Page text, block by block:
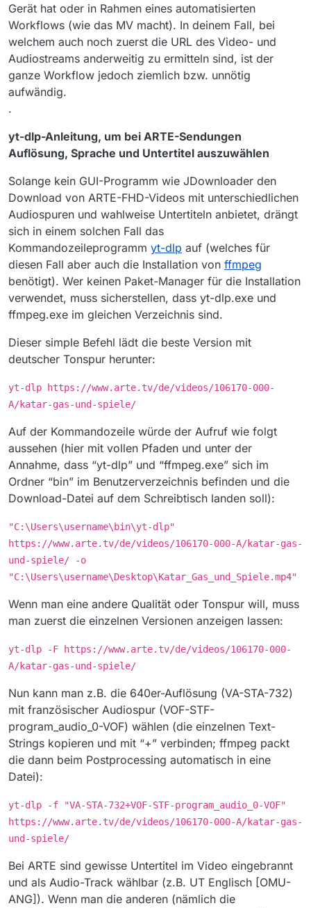
Gerät hat oder in Rahmen eines automatisierten
Workflows (wie das MV macht). In deinem Fall, bei
welchem auch noch zuerst die URL des Video- und
Audiostreams anderweitig zu ermitteln sind, ist der
ganze Workflow jedoch ziemlich bzw. unnötig
aufwändig.
.
yt-dlp-Anleitung, um bei ARTE-Sendungen
Auflösung, Sprache und Untertitel auszuwählen
Solange kein GUI-Programm wie JDownloader den
Download von ARTE-FHD-Videos mit unterschiedlichen
Audiospuren und wahlweise Untertiteln anbietet, drängt
sich in einem solchen Fall das
Kommandozeileprogramm yt-dlp auf (welches für
diesen Fall aber auch die Installation von ffmpeg
benötigt). Wer keinen Paket-Manager für die Installation
verwendet, muss sicherstellen, dass yt-dlp.exe und
ffmpeg.exe im gleichen Verzeichnis sind.
Dieser simple Befehl lädt die beste Version mit
deutscher Tonspur herunter:
yt-dlp https://www.arte.tv/de/videos/106170-000-
A/katar-gas-und-spiele/
Auf der Kommandozeile würde der Aufruf wie folgt
aussehen (hier mit vollen Pfaden und unter der
Annahme, dass “yt-dlp” und “ffmpeg.exe” sich im
Ordner “bin” im Benutzerverzeichnis befinden und die
Download-Datei auf dem Schreibtisch landen soll):
"C:\Users\username\bin\yt-dlp"
https://www.arte.tv/de/videos/106170-000-A/katar-gas-
und-spiele/ -o
"C:\Users\username\Desktop\Katar_Gas_und_Spiele.mp4"
Wenn man eine andere Qualität oder Tonspur will, muss
man zuerst die einzelnen Versionen anzeigen lassen:
yt-dlp -F https://www.arte.tv/de/videos/106170-000-
A/katar-gas-und-spiele/
Nun kann man z.B. die 640er-Auflösung (VA-STA-732)
mit französischer Audiospur (VOF-STF-
program_audio_0-VOF) wählen (die einzelnen Text-
Strings kopieren und mit “+” verbinden; ffmpeg packt
die dann beim Postprocessing automatisch in eine
Datei):
yt-dlp -f "VA-STA-732+VOF-STF-program_audio_0-VOF"
https://www.arte.tv/de/videos/106170-000-A/katar-gas-
und-spiele/
Bei ARTE sind gewisse Untertitel im Video eingebrannt
und als Audio-Track wählbar (z.B. UT Englisch [OMU-
ANG]). Wenn man die anderen (nämlich die